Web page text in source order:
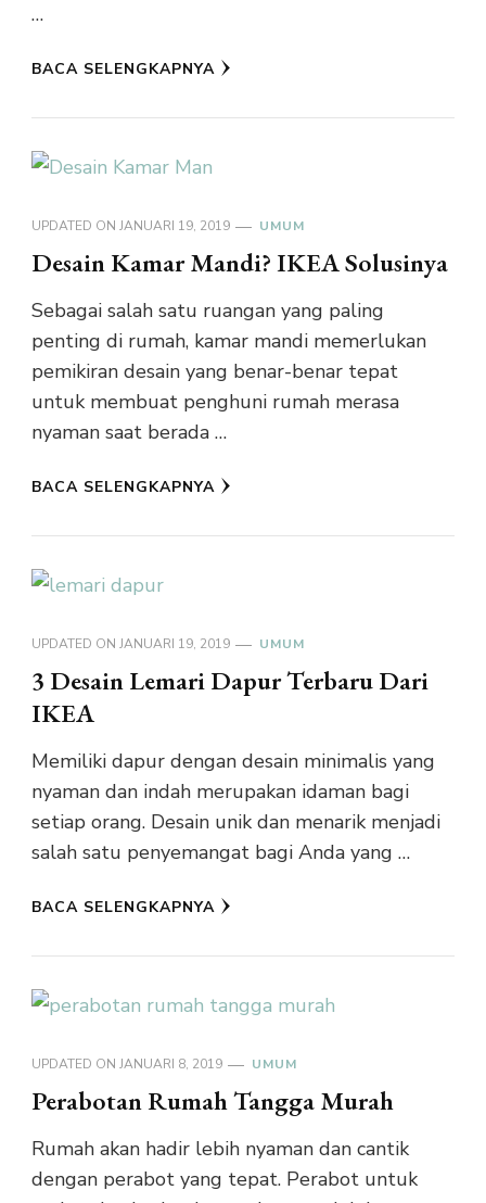
…
BACA SELENGKAPNYA
UPDATED ON JANUARI 19, 2019 UMUM
Desain Kamar Mandi? IKEA Solusinya
Sebagai salah satu ruangan yang paling
penting di rumah, kamar mandi memerlukan
pemikiran desain yang benar-benar tepat
untuk membuat penghuni rumah merasa
nyaman saat berada …
BACA SELENGKAPNYA
UPDATED ON JANUARI 19, 2019 UMUM
3 Desain Lemari Dapur Terbaru Dari
IKEA
Memiliki dapur dengan desain minimalis yang
nyaman dan indah merupakan idaman bagi
setiap orang. Desain unik dan menarik menjadi
salah satu penyemangat bagi Anda yang …
BACA SELENGKAPNYA
UPDATED ON JANUARI 8, 2019 UMUM
Perabotan Rumah Tangga Murah
Rumah akan hadir lebih nyaman dan cantik
dengan perabot yang tepat. Perabot untuk